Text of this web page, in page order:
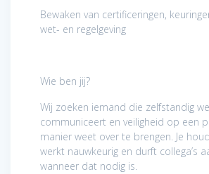
Bewaken van certificeringen,
wet- en regelgeving
Wie ben jij?
Wij zoeken iemand die zelfstandig
communiceert en veiligheid op een
manier weet over te brengen. Je
werkt nauwkeurig en durft collega’s
wanneer dat nodig is.